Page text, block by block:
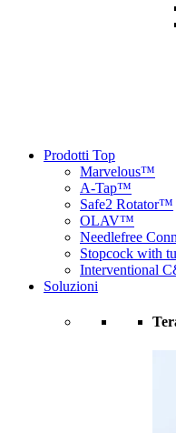
Prodotti Top
Marvelous™
A-Tap™
Safe2 Rotator™
OLAV™
Needlefree
Stopcock with
Interventional
Soluzioni